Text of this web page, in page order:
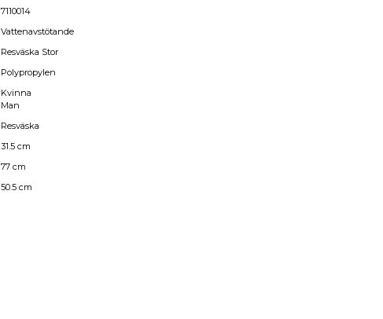
7110014
Vattenavstötande
Resväska Stor
Polypropylen
Kvinna
Man
Resväska
31.5 cm
77 cm
50.5 cm